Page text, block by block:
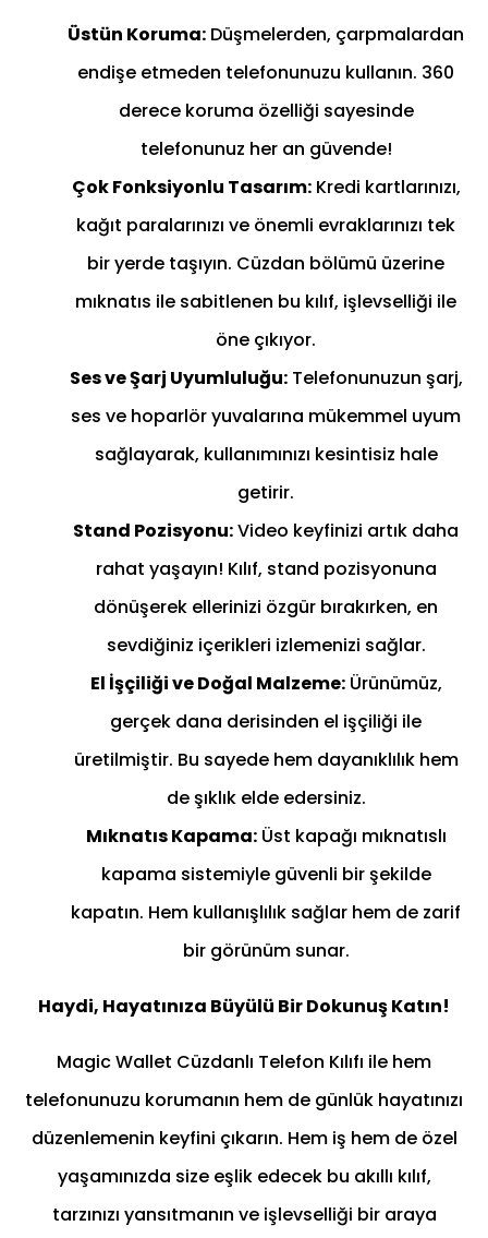
Üstün Koruma: Düşmelerden, çarpmalardan
endişe etmeden telefonunuzu kullanın. 360
derece koruma özelliği sayesinde
telefonunuz her an güvende!
Çok Fonksiyonlu Tasarım:Kredi kartlarınızı,
kağıt paralarınızı ve önemli evraklarınızı tek
bir yerde taşıyın. Cüzdan bölümü üzerine
mıknatıs ile sabitlenen bu kılıf, işlevselliği ile
öne çıkıyor.
Ses ve Şarj Uyumluluğu:Telefonunuzun şarj,
ses ve hoparlör yuvalarına mükemmel uyum
sağlayarak, kullanımınızı kesintisiz hale
getirir.
Stand Pozisyonu:Video keyfinizi artık daha
rahat yaşayın! Kılıf, stand pozisyonuna
dönüşerek ellerinizi özgür bırakırken, en
sevdiğiniz içerikleri izlemenizi sağlar.
El İşçiliği ve Doğal Malzeme:Ürünümüz,
gerçek dana derisinden el işçiliği ile
üretilmiştir. Bu sayede hem dayanıklılık hem
de şıklık elde edersiniz.
Mıknatıs Kapama:Üst kapağı mıknatıslı
kapama sistemiyle güvenli bir şekilde
kapatın. Hem kullanışlılık sağlar hem de zarif
bir görünüm sunar.
Haydi, Hayatınıza Büyülü Bir Dokunuş Katın!
Magic Wallet Cüzdanlı Telefon Kılıfı ile hem
telefonunuzu korumanın hem de günlük hayatınızı
düzenlemenin keyfini çıkarın. Hem iş hem de özel
yaşamınızda size eşlik edecek bu akıllı kılıf,
tarzınızı yansıtmanın ve işlevselliği bir araya